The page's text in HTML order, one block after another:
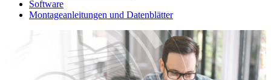
Software
Montageanleitungen und Datenblätter